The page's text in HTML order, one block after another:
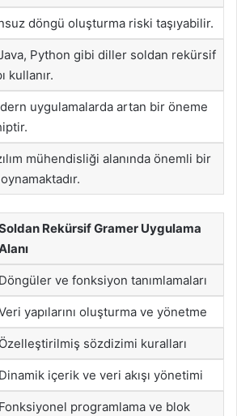
döngü oluşturma riski taşıyabilir.
Python gibi diller soldan rekürsif
kullanır.
uygulamalarda artan bir öneme
mühendisliği alanında önemli bir
Rekürsif Gramer Uygulama
Döngüler ve fonksiyon tanımlamaları
yapılarını oluşturma ve yönetme
Özelleştirilmiş sözdizimi kuralları
Dinamik içerik ve veri akışı yönetimi
Fonksiyonel programlama ve blok